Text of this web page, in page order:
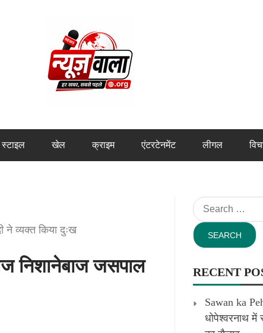
स्टाइल खेल क्राइम एंटरटेनमेंट लीगल
ने व्यक्त किया दुःख
निशानेबाज जसपाल
Search
for:
RECENT
Sawan ka
धोपेश्वरनाथ